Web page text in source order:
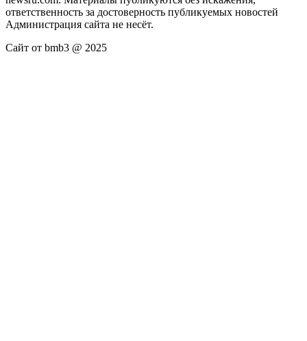
ответственность за достоверность публикуемых новостей
Администрация сайта не несёт.
Сайт от bmb3 @ 2025